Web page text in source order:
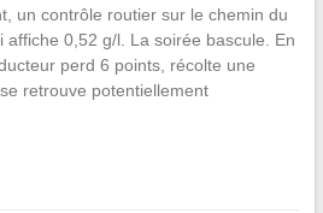
un contrôle routier sur le chemin du
affiche 0,52 g/l. La soirée bascule. En
perd 6 points, récolte une
retrouve potentiellement